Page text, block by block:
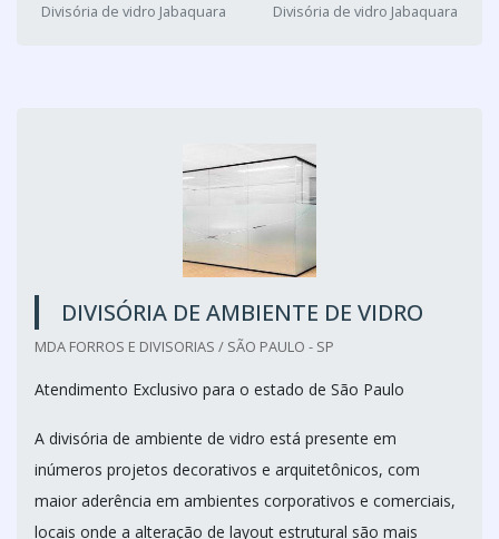
Divisória de vidro Jabaquara
Divisória de vidro Jabaquara
DIVISÓRIA DE AMBIENTE DE VIDRO
MDA FORROS E DIVISORIAS / SÃO PAULO - SP
Atendimento Exclusivo para o estado de São Paulo
A divisória de ambiente de vidro está presente em
inúmeros projetos decorativos e arquitetônicos, com
maior aderência em ambientes corporativos e comerciais,
locais onde a alteração de layout estrutural são mais